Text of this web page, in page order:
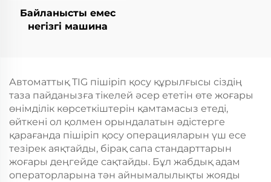
Байланысты емес
негізгі машина
Автоматтық TIG пішіріп қосу құрылғысы сіздің
таза пайданызға тікелей әсер ететін өте жоғары
өнімділік көрсеткіштерін қамтамасыз етеді,
өйткені ол қолмен орындалатын әдістерге
қарағанда пішіріп қосу операцияларын үш есе
тезірек аяқтайды, бірақ сапа стандарттарын
жоғары деңгейде сақтайды. Бұл жабдық адам
операторларына тән айнымалылықты жояды